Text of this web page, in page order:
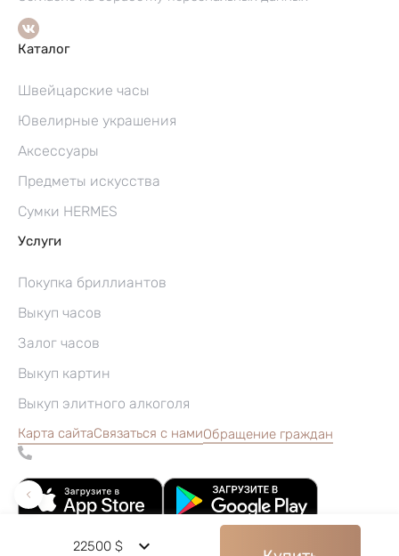
22500 $
Каталог
Швейцарские часы
Ювелирные украшения
Аксессуары
Предметы искусства
Сумки HERMES
Услуги
Покупка бриллиантов
Выкуп часов
Залог часов
Выкуп картин
Выкуп элитного алкоголя
Карта сайтаСвязаться с намиОбращение граждан